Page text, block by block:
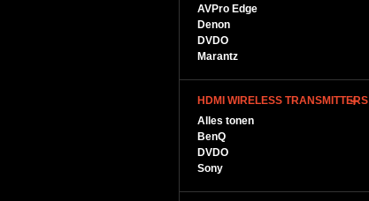
AVPro Edge
Denon
DVDO
Marantz
HDMI WIRELESS TRANSMITTERS
Alles tonen
BenQ
DVDO
Sony